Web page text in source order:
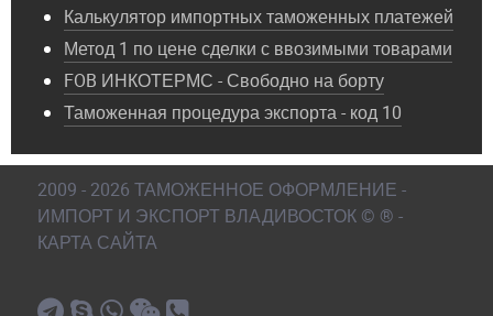
Калькулятор импортных таможенных платежей
Метод 1 по цене сделки с ввозимыми товарами
FOB ИНКОТЕРМС - Свободно на борту
Таможенная процедура экспорта - код 10
2009 - 2026 ТАМОЖЕННОЕ ОФОРМЛЕНИЕ -
ИМПОРТ И ЭКСПОРТ ВЛАДИВОСТОК © ® -
КАРТА САЙТА